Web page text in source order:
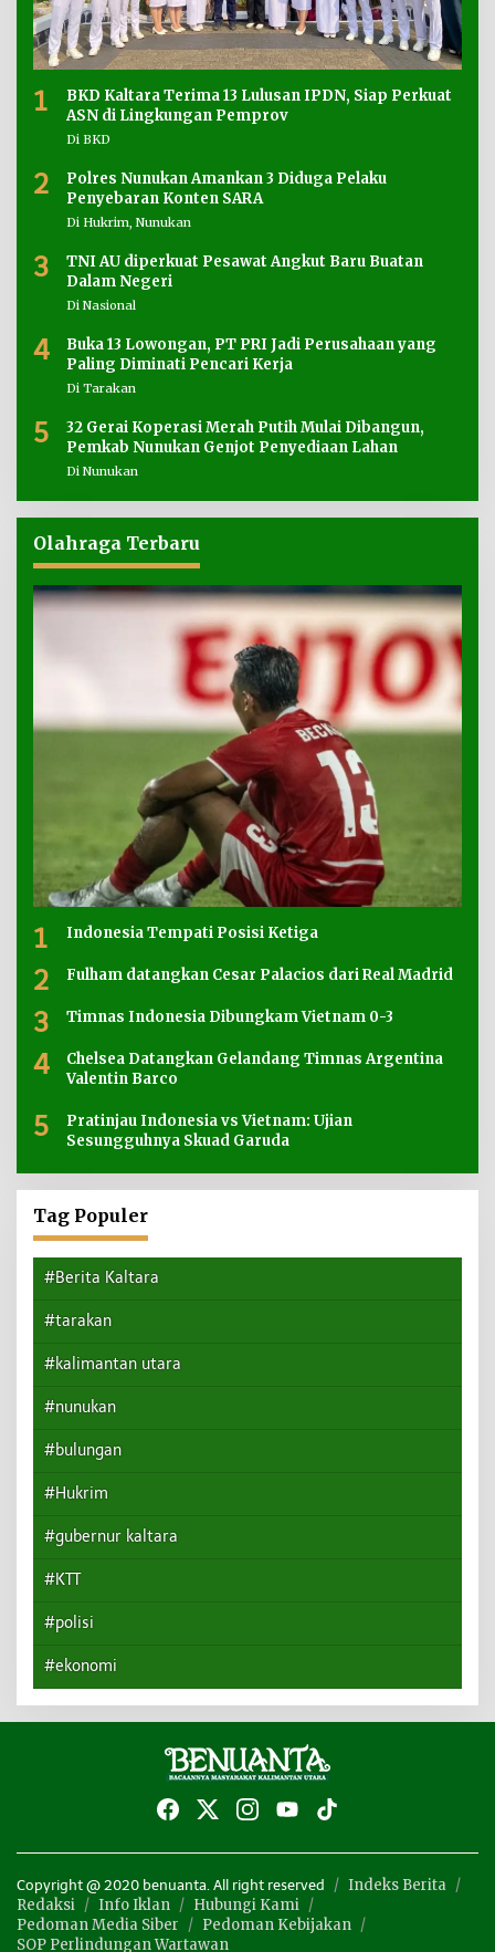
1
BKD Kaltara Terima 13 Lulusan IPDN, Siap Perkuat
ASN di Lingkungan Pemprov
Di BKD
2
Polres Nunukan Amankan 3 Diduga Pelaku
Penyebaran Konten SARA
Di Hukrim, Nunukan
3
TNI AU diperkuat Pesawat Angkut Baru Buatan
Dalam Negeri
Di Nasional
4
Buka 13 Lowongan, PT PRI Jadi Perusahaan yang
Paling Diminati Pencari Kerja
Di Tarakan
5
32 Gerai Koperasi Merah Putih Mulai Dibangun,
Pemkab Nunukan Genjot Penyediaan Lahan
Di Nunukan
Olahraga Terbaru
1 Indonesia Tempati Posisi Ketiga
2 Fulham datangkan Cesar Palacios dari Real Madrid
3 Timnas Indonesia Dibungkam Vietnam 0-3
4
Chelsea Datangkan Gelandang Timnas Argentina
Valentin Barco
5
Pratinjau Indonesia vs Vietnam: Ujian
Sesungguhnya Skuad Garuda
Tag Populer
#Berita Kaltara
#tarakan
#kalimantan utara
#nunukan
#bulungan
#Hukrim
#gubernur kaltara
#KTT
#polisi
#ekonomi
Copyright @ 2020 benuanta. All right reserved
Indeks Berita
Redaksi
Info Iklan
Hubungi Kami
Pedoman Media Siber
Pedoman Kebijakan
SOP Perlindungan Wartawan